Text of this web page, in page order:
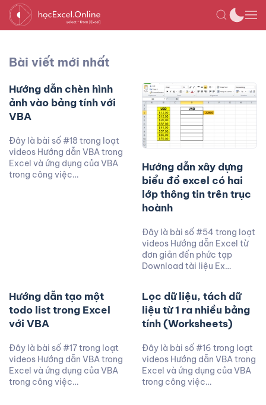
Bài viết mới nhất
Hướng dẫn chèn hình
ảnh vào bảng tính với
VBA
Đây là bài số #18 trong loạt
videos Hướng dẫn VBA trong
Excel và ứng dụng của VBA
trong công việc…
Hướng dẫn xây dựng
biểu đồ excel có hai
lớp thông tin trên trục
hoành
Đây là bài số #54 trong loạt
videos Hướng dẫn Excel từ
đơn giản đến phức tạp
Download tài liệu Ex…
Hướng dẫn tạo một
todo list trong Excel
với VBA
Đây là bài số #17 trong loạt
videos Hướng dẫn VBA trong
Excel và ứng dụng của VBA
trong công việc…
Lọc dữ liệu, tách dữ
liệu từ 1 ra nhiều bảng
tính (Worksheets)
Đây là bài số #16 trong loạt
videos Hướng dẫn VBA trong
Excel và ứng dụng của VBA
trong công việc…